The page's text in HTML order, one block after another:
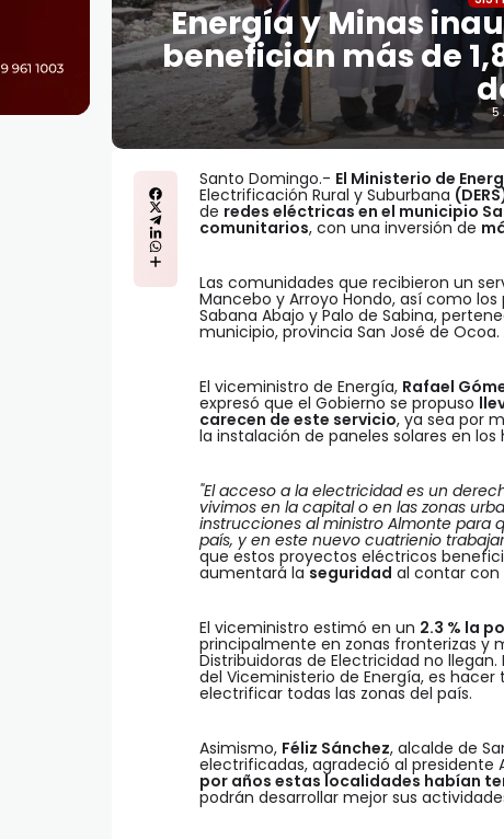
Energía y Minas
benefician más de
5
Santo Domingo.- El Ministerio de
Electrificación Rural y Suburbana
de redes eléctricas en el municipio
comunitarios, con una inversión de
Las comunidades que recibieron un
Mancebo y Arroyo Hondo, así como los
Sabana Abajo y Palo de Sabina,
municipio, provincia San José de Ocoa.
El viceministro de Energía, Rafael
expresó que el Gobierno se propuso
carecen de este servicio, ya sea por
la instalación de paneles solares en los
"El acceso a la electricidad es un
vivimos en la capital o en las zonas
instrucciones al ministro Almonte para
país, y en este nuevo cuatrienio
que estos proyectos eléctricos
aumentará laseguridad al contar con
El viceministro estimó en un 2.3 % la
principalmente en zonas fronterizas y
Distribuidoras de Electricidad no llegan.
del Viceministerio de Energía, es
electrificar todas las zonas del país.
Asimismo, Féliz Sánchez, alcalde de
electrificadas, agradeció al presidente
por años estas localidades habían
podrán desarrollar mejor sus